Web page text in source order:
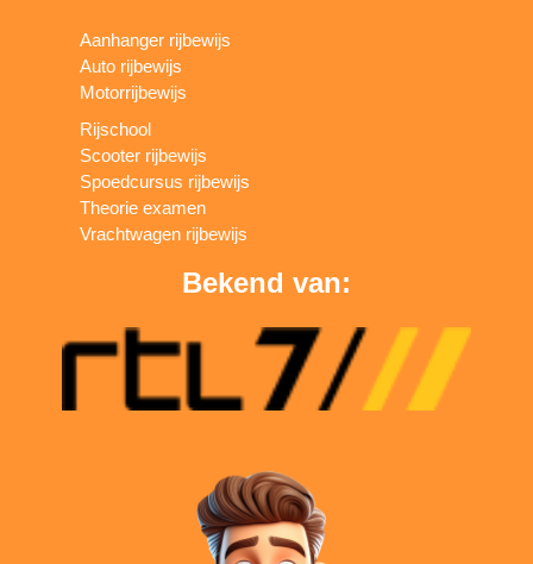
Aanhanger rijbewijs
Auto rijbewijs
Motorrijbewijs
Rijschool
Scooter rijbewijs
Spoedcursus rijbewijs
Theorie examen
Vrachtwagen rijbewijs
Bekend van: